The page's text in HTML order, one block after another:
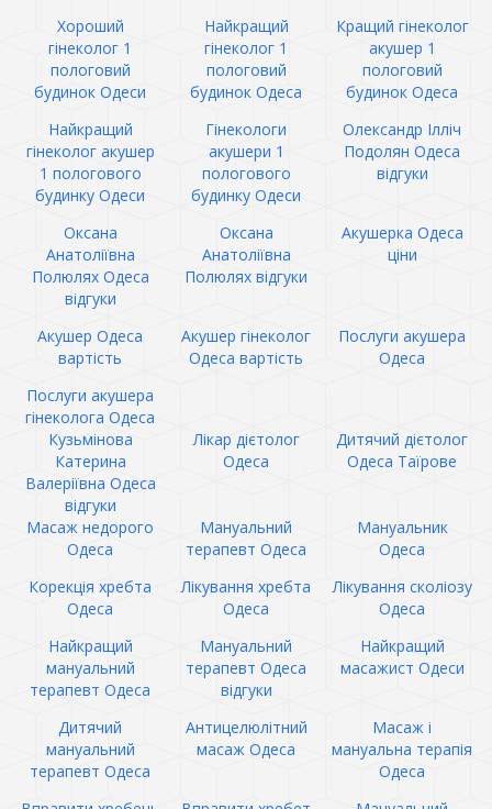
Хороший
гінеколог 1
пологовий
будинок Одеси
Найкращий
гінеколог 1
пологовий
будинок Одеса
Кращий гінеколог
акушер 1
пологовий
будинок Одеса
Найкращий
гінеколог акушер
1 пологового
будинку Одеси
Гінекологи
акушери 1
пологового
будинку Одеси
Олександр Ілліч
Подолян Одеса
відгуки
Оксана
Анатоліївна
Полюлях Одеса
відгуки
Оксана
Анатоліївна
Полюлях відгуки
Акушерка Одеса
ціни
Акушер Одеса
вартість
Акушер гінеколог
Одеса вартість
Послуги акушера
Одеса
Послуги акушера
гінеколога Одеса
Кузьмінова
Катерина
Валеріївна Одеса
відгуки
Лікар дієтолог
Одеса
Дитячий дієтолог
Одеса Таїрове
Масаж недорого
Одеса
Мануальний
терапевт Одеса
Мануальник
Одеса
Корекція хребта
Одеса
Лікування хребта
Одеса
Лікування сколіозу
Одеса
Найкращий
мануальний
терапевт Одеса
Мануальний
терапевт Одеса
відгуки
Найкращий
масажист Одеси
Дитячий
мануальний
терапевт Одеса
Антицелюлітний
масаж Одеса
Масаж і
мануальна терапія
Одеса